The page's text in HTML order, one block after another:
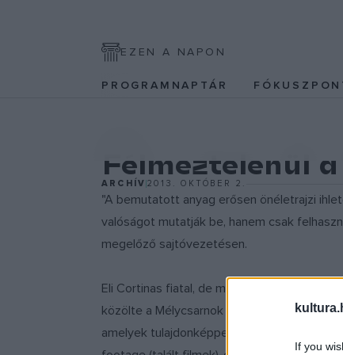
If you
EZEN A NAPON
PROGRAMNAPTÁR
Félmeztelenül
ARCHÍV2013. OKTÓBER 2.
"A bemutatott anyag erősen önéletrajzi
valóságot mutatják be, hanem csak
megelőző sajtóvezetésen.
Eli Cortinas fiatal, de már jelentős szakmai
közölte a Mélycsarnok tárlatának kurátora.
amelyek tulajdonképpen idézetek, hiszen